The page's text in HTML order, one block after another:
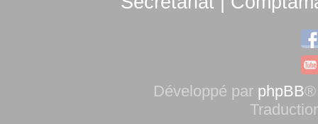
Développé par phpBB®